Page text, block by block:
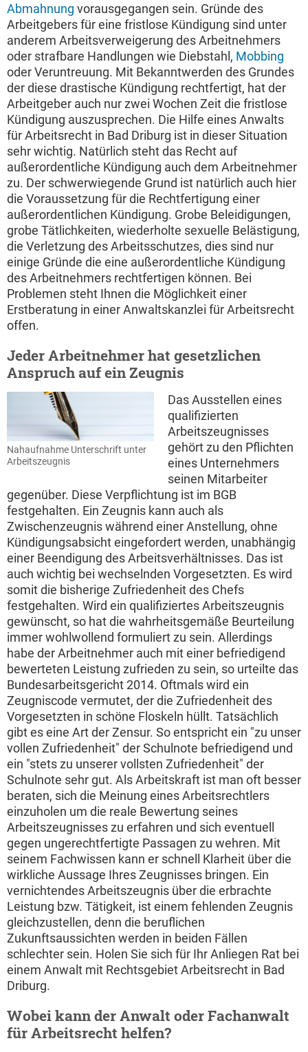
Abmahnung vorausgegangen sein. Gründe des
Arbeitgebers für eine fristlose Kündigung sind unter
anderem Arbeitsverweigerung des Arbeitnehmers
oder strafbare Handlungen wie Diebstahl, Mobbing
oder Veruntreuung. Mit Bekanntwerden des Grundes
der diese drastische Kündigung rechtfertigt, hat der
Arbeitgeber auch nur zwei Wochen Zeit die fristlose
Kündigung auszusprechen. Die Hilfe eines Anwalts
für Arbeitsrecht in Bad Driburg ist in dieser Situation
sehr wichtig. Natürlich steht das Recht auf
außerordentliche Kündigung auch dem Arbeitnehmer
zu. Der schwerwiegende Grund ist natürlich auch hier
die Voraussetzung für die Rechtfertigung einer
außerordentlichen Kündigung. Grobe Beleidigungen,
grobe Tätlichkeiten, wiederholte sexuelle Belästigung,
die Verletzung des Arbeitsschutzes, dies sind nur
einige Gründe die eine außerordentliche Kündigung
des Arbeitnehmers rechtfertigen können. Bei
Problemen steht Ihnen die Möglichkeit einer
Erstberatung in einer Anwaltskanzlei für Arbeitsrecht
offen.
Jeder Arbeitnehmer hat gesetzlichen
Anspruch auf ein Zeugnis
Nahaufnahme Unterschrift unter
Arbeitszeugnis
Das Ausstellen eines
qualifizierten
Arbeitszeugnisses
gehört zu den Pflichten
eines Unternehmers
seinen Mitarbeiter
gegenüber. Diese Verpflichtung ist im BGB
festgehalten. Ein Zeugnis kann auch als
Zwischenzeugnis während einer Anstellung, ohne
Kündigungsabsicht eingefordert werden, unabhängig
einer Beendigung des Arbeitsverhältnisses. Das ist
auch wichtig bei wechselnden Vorgesetzten. Es wird
somit die bisherige Zufriedenheit des Chefs
festgehalten. Wird ein qualifiziertes Arbeitszeugnis
gewünscht, so hat die wahrheitsgemäße Beurteilung
immer wohlwollend formuliert zu sein. Allerdings
habe der Arbeitnehmer auch mit einer befriedigend
bewerteten Leistung zufrieden zu sein, so urteilte das
Bundesarbeitsgericht 2014. Oftmals wird ein
Zeugniscode vermutet, der die Zufriedenheit des
Vorgesetzten in schöne Floskeln hüllt. Tatsächlich
gibt es eine Art der Zensur. So entspricht ein "zu unser
vollen Zufriedenheit" der Schulnote befriedigend und
ein "stets zu unserer vollsten Zufriedenheit" der
Schulnote sehr gut. Als Arbeitskraft ist man oft besser
beraten, sich die Meinung eines Arbeitsrechtlers
einzuholen um die reale Bewertung seines
Arbeitszeugnisses zu erfahren und sich eventuell
gegen ungerechtfertigte Passagen zu wehren. Mit
seinem Fachwissen kann er schnell Klarheit über die
wirkliche Aussage Ihres Zeugnisses bringen. Ein
vernichtendes Arbeitszeugnis über die erbrachte
Leistung bzw. Tätigkeit, ist einem fehlenden Zeugnis
gleichzustellen, denn die beruflichen
Zukunftsaussichten werden in beiden Fällen
schlechter sein. Holen Sie sich für Ihr Anliegen Rat bei
einem Anwalt mit Rechtsgebiet Arbeitsrecht in Bad
Driburg.
Wobei kann der Anwalt oder Fachanwalt
für Arbeitsrecht helfen?